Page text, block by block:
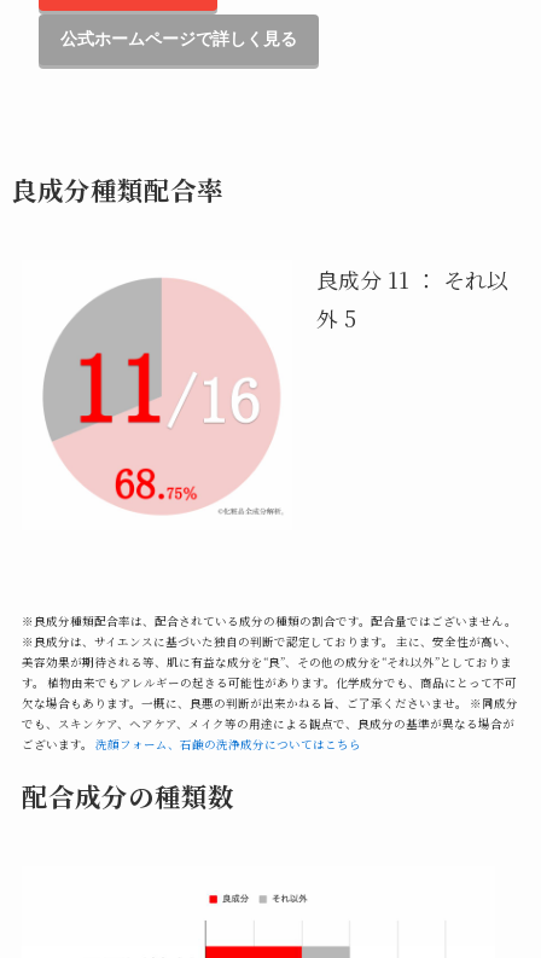
公式ホームページで詳しく見る
良成分種類配合率
良成分 11 ： それ以
外 5
※良成分種類配合率は、配合されている成分の種類の割合です。配合量ではございません。
※良成分は、サイエンスに基づいた独自の判断で認定しております。 主に、安全性が高い、
美容効果が期待される等、肌に有益な成分を“良”、その他の成分を“それ以外”としておりま
す。 植物由来でもアレルギーの起きる可能性があります。化学成分でも、商品にとって不可
欠な場合もあります。一概に、良悪の判断が出来かねる旨、ご了承くださいませ。 ※同成分
でも、スキンケア、ヘアケア、メイク等の用途による観点で、良成分の基準が異なる場合が
ございます。 洗顔フォーム、石鹸の洗浄成分についてはこちら
配合成分の種類数